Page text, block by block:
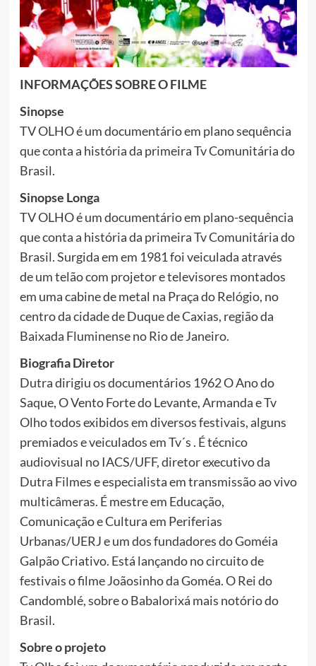
INFORMAÇÕES SOBRE O FILME
Sinopse
TV OLHO é um documentário em plano sequência
que conta a história da primeira Tv Comunitária do
Brasil.
Sinopse Longa
TV OLHO é um documentário em plano-sequência
que conta a história da primeira Tv Comunitária do
Brasil. Surgida em em 1981 foi veiculada através
de um telão com projetor e televisores montados
em uma cabine de metal na Praça do Relógio, no
centro da cidade de Duque de Caxias, região da
Baixada Fluminense no Rio de Janeiro.
Biografia Diretor
Dutra dirigiu os documentários 1962 O Ano do
Saque, O Vento Forte do Levante, Armanda e Tv
Olho todos exibidos em diversos festivais, alguns
premiados e veiculados em Tv´s . É técnico
audiovisual no IACS/UFF, diretor executivo da
Dutra Filmes e especialista em transmissão ao vivo
multicâmeras. É mestre em Educação,
Comunicação e Cultura em Periferias
Urbanas/UERJ e um dos fundadores do Goméia
Galpão Criativo. Está lançando no circuito de
festivais o filme Joãosinho da Goméa. O Rei do
Candomblé, sobre o Babalorixá mais notório do
Brasil.
Sobre o projeto